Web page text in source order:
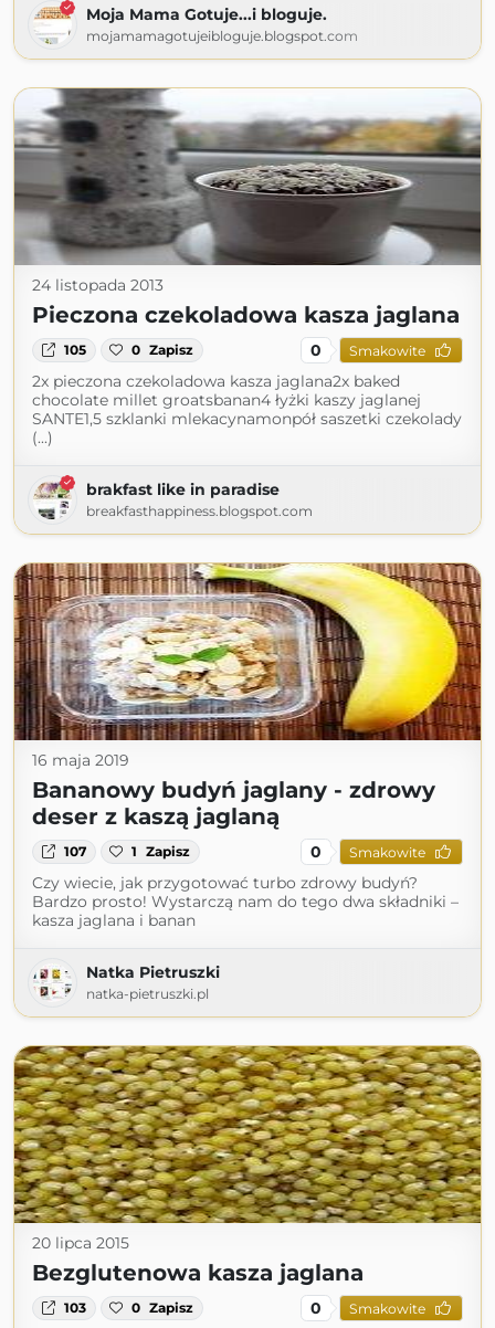
Moja Mama Gotuje...i bloguje.
mojamamagotujeibloguje.blogspot.com
24 listopada 2013
Pieczona czekoladowa kasza jaglana
105 0 Zapisz 0 Smakowite
2x pieczona czekoladowa kasza jaglana2x baked
chocolate millet groatsbanan4 łyżki kaszy jaglanej
SANTE1,5 szklanki mlekacynamonpół saszetki czekolady
(...)
brakfast like in paradise
breakfasthappiness.blogspot.com
16 maja 2019
Bananowy budyń jaglany - zdrowy
deser z kaszą jaglaną
107 1 Zapisz 0 Smakowite
Czy wiecie, jak przygotować turbo zdrowy budyń?
Bardzo prosto! Wystarczą nam do tego dwa składniki –
kasza jaglana i banan
Natka Pietruszki
natka-pietruszki.pl
20 lipca 2015
Bezglutenowa kasza jaglana
103 0 Zapisz 0 Smakowite